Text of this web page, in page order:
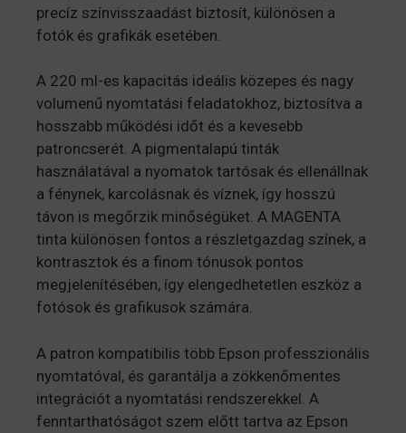
precíz színvisszaadást biztosít, különösen a
fotók és grafikák esetében.
A 220 ml-es kapacitás ideális közepes és nagy
volumenű nyomtatási feladatokhoz, biztosítva a
hosszabb működési időt és a kevesebb
patroncserét. A pigmentalapú tinták
használatával a nyomatok tartósak és ellenállnak
a fénynek, karcolásnak és víznek, így hosszú
távon is megőrzik minőségüket. A MAGENTA
tinta különösen fontos a részletgazdag színek, a
kontrasztok és a finom tónusok pontos
megjelenítésében, így elengedhetetlen eszköz a
fotósok és grafikusok számára.
A patron kompatibilis több Epson professzionális
nyomtatóval, és garantálja a zökkenőmentes
integrációt a nyomtatási rendszerekkel. A
fenntarthatóságot szem előtt tartva az Epson